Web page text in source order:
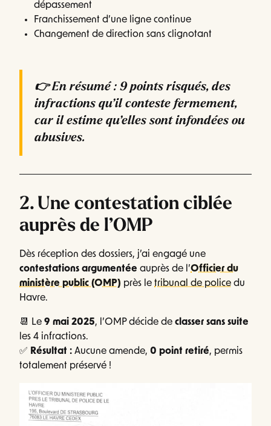
dépassement
Franchissement d’une ligne continue
Changement de direction sans clignotant
👉 En résumé : 9 points risqués, des
infractions qu’il conteste fermement,
car il estime qu’elles sont infondées ou
abusives.
2. Une contestation ciblée
auprès de l’OMP
Dès réception des dossiers, j’ai engagé une
contestations argumentée auprès de l’Officier du
ministère public (OMP) près le tribunal de police du
Havre.
📆 Le 9 mai 2025, l’OMP décide de classer sans suite
les 4 infractions.
✅ Résultat : Aucune amende, 0 point retiré, permis
totalement préservé !